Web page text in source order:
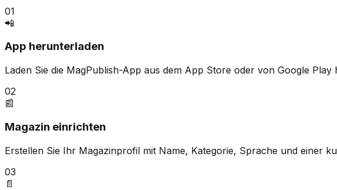
01
📲
App herunterladen
Laden Sie die MagPublish-App aus dem App Store oder von Google
02
📰
Magazin einrichten
Erstellen Sie Ihr Magazinprofil mit Name, Kategorie, Sprache und einer
03
📄